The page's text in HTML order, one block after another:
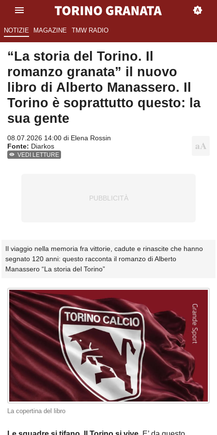
NOTIZIE MAGAZINE TMW RADIO
“La storia del Torino. Il
romanzo granata” il nuovo
libro di Alberto Manassero. Il
Torino è soprattutto questo: la
sua gente
08.07.2026 14:00 di Elena Rossin
Fonte: Diarkos
VEDI LETTURE
Il viaggio nella memoria fra vittorie, cadute e rinascite che hanno
segnato 120 anni: questo racconta il romanzo di Alberto
Manassero “La storia del Torino”
La copertina del libro